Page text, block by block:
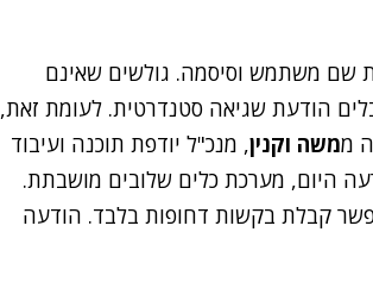
שם משתמש וסיסמה. גולשים שאינם
הודעת שגיאה סטנדרטית. לעומת זאת,
ממשה וקנין, מנכ"ל יודפת תוכנה ועיבוד
היום, מערכת כלים שלובים מושבתת.
קבלת בקשות דחופות בלבד. הודעה